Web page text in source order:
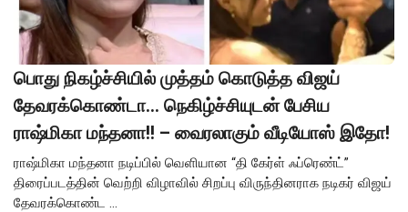
பொது நிகழ்ச்சியில் முத்தம் கொடுத்த விஜய்
தேவரக்கொண்டா… நெகிழ்ச்சியுடன் பேசிய
ராஷ்மிகா மந்தனா!! – வைரலாகும் வீடியோஸ் இதோ!
ராஷ்மிகா மந்தனா நடிப்பில் வெளியான “தி கேர்ள் ஃப்ரெண்ட்”
திரைப்படத்தின் வெற்றி விழாவில் சிறப்பு விருந்தினராக நடிகர் விஜய்
தேவரக்கொண்ட ...